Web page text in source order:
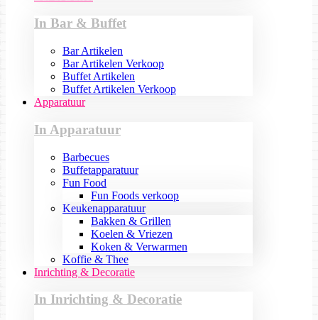
In Bar & Buffet
Bar Artikelen
Bar Artikelen Verkoop
Buffet Artikelen
Buffet Artikelen Verkoop
Apparatuur
In Apparatuur
Barbecues
Buffetapparatuur
Fun Food
Fun Foods verkoop
Keukenapparatuur
Bakken & Grillen
Koelen & Vriezen
Koken & Verwarmen
Koffie & Thee
Inrichting & Decoratie
In Inrichting & Decoratie